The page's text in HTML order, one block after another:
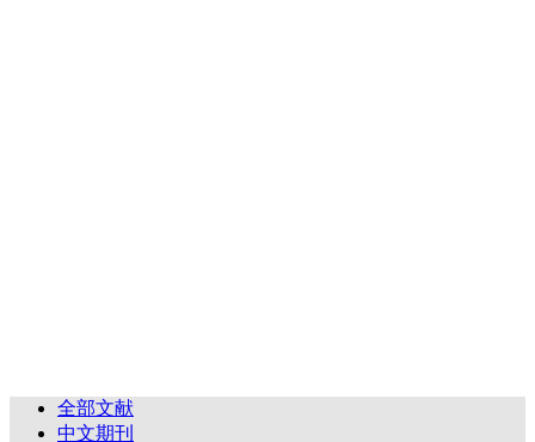
全部文献
中文期刊